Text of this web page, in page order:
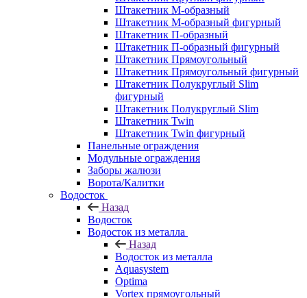
Штакетник М-образный
Штакетник М-образный фигурный
Штакетник П-образный
Штакетник П-образный фигурный
Штакетник Прямоугольный
Штакетник Прямоугольный фигурный
Штакетник Полукруглый Slim
фигурный
Штакетник Полукруглый Slim
Штакетник Twin
Штакетник Twin фигурный
Панельные ограждения
Модульные ограждения
Заборы жалюзи
Ворота/Калитки
Водосток
Назад
Водосток
Водосток из металла
Назад
Водосток из металла
Aquasystem
Optima
Vortex прямоугольный